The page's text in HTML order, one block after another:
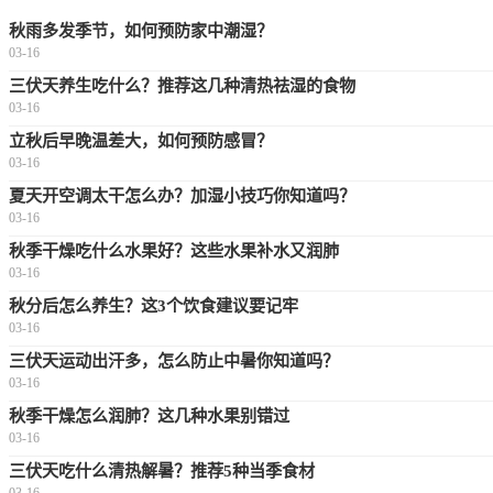
秋雨多发季节，如何预防家中潮湿？
03-16
三伏天养生吃什么？推荐这几种清热祛湿的食物
03-16
立秋后早晚温差大，如何预防感冒？
03-16
夏天开空调太干怎么办？加湿小技巧你知道吗？
03-16
秋季干燥吃什么水果好？这些水果补水又润肺
03-16
秋分后怎么养生？这3个饮食建议要记牢
03-16
三伏天运动出汗多，怎么防止中暑你知道吗？
03-16
秋季干燥怎么润肺？这几种水果别错过
03-16
三伏天吃什么清热解暑？推荐5种当季食材